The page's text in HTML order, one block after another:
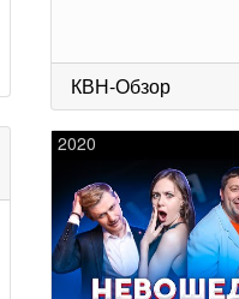
КВН-Обзор
2020